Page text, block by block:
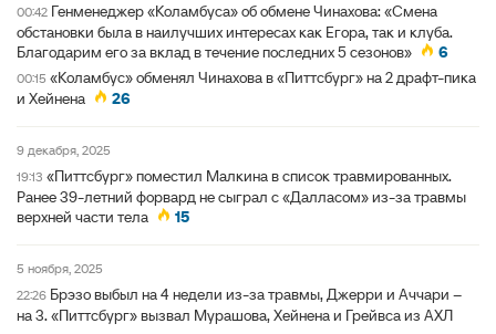
00:42 Генменеджер «Коламбуса» об обмене Чинахова: «Смена
обстановки была в наилучших интересах как Егора, так и клуба.
Благодарим его за вклад в течение последних 5 сезонов»
6
00:15 «Коламбус» обменял Чинахова в «Питтсбург» на 2 драфт-пика
и Хейнена
26
9 декабря, 2025
19:13 «Питтсбург» поместил Малкина в список травмированных.
Ранее 39-летний форвард не сыграл с «Далласом» из-за травмы
верхней части тела
15
5 ноября, 2025
22:26 Брэзо выбыл на 4 недели из-за травмы, Джерри и Аччари –
на 3. «Питтсбург» вызвал Мурашова, Хейнена и Грейвса из АХЛ